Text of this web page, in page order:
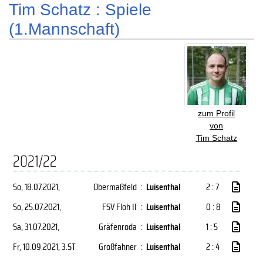
Tim Schatz : Spiele
(1.Mannschaft)
zum Profil
von
Tim Schatz
2021/22
So, 18.07.2021, Obermaßfeld : Luisenthal
2 : 7
So, 25.07.2021, FSV Floh II : Luisenthal
0 : 8
Sa, 31.07.2021, Gräfenroda : Luisenthal
1 : 5
Fr, 10.09.2021, 3.ST Großfahner : Luisenthal
2 : 4